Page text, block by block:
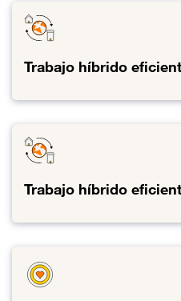
Trabajo híbrido
Trabajo híbrido